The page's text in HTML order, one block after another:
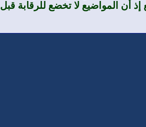
أن المواضيع لا تخضع للرقابة قبل